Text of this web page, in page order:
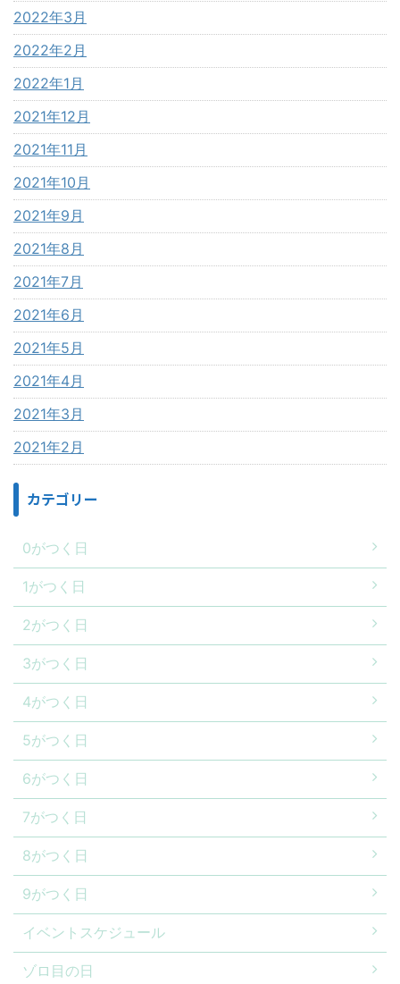
2022年3月
2022年2月
2022年1月
2021年12月
2021年11月
2021年10月
2021年9月
2021年8月
2021年7月
2021年6月
2021年5月
2021年4月
2021年3月
2021年2月
カテゴリー
0がつく日
1がつく日
2がつく日
3がつく日
4がつく日
5がつく日
6がつく日
7がつく日
8がつく日
9がつく日
イベントスケジュール
ゾロ目の日